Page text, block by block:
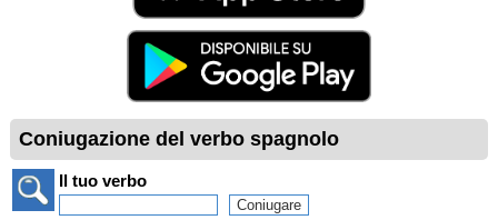
Coniugazione del verbo spagnolo
Il tuo verbo